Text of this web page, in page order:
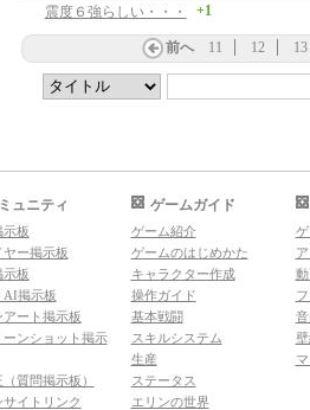
震度６強らしい・・・
+1
前へ 11 12 13
ュニティ
示板
ヤー掲示板
示板
AI掲示板
アート掲示板
ーンショット掲示
質問掲示板）
サイトリンク
ゲームガイド
ゲーム紹介
ゲームのはじめかた
キャラクター作成
操作ガイド
基本戦闘
スキルシステム
生産
ステータス
エリンの世界